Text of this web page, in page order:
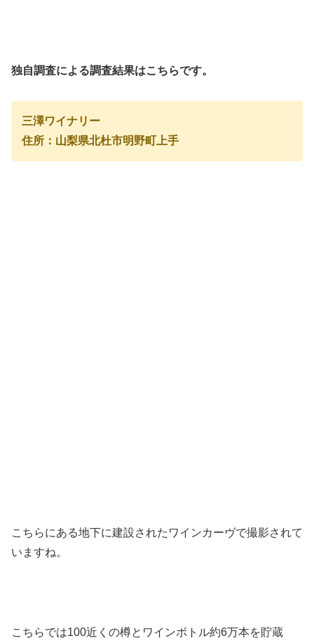
独自調査による調査結果はこちらです。
三澤ワイナリー
住所：山梨県北杜市明野町上手
こちらにある地下に建設されたワインカーヴで撮影されて
いますね。
こちらでは100近くの樽とワインボトル約6万本を貯蔵